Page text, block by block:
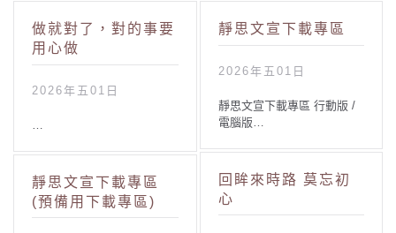
做就對了，對的事要
用心做
2026年五01日
靜思文宣下載專區
2026年五01日
靜思文宣下載專區 行動版 /
電腦版…
靜思文宣下載專區
(預備用下載專區)
回眸來時路 莫忘初
心